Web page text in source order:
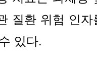
질환 위험 인
있다.